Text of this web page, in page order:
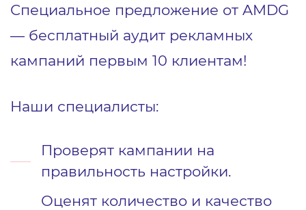
Специальное предложение от AMDG
― бесплатный аудит рекламных
кампаний первым 10 клиентам!
Наши специалисты:
Проверят кампании на
правильность настройки.
Оценят количество и качество